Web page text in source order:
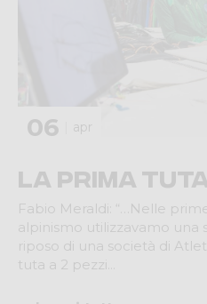
06 apr
La prima tuta
Fabio Meraldi: “…Nelle
alpinismo utilizzavamo una
riposo di una società di
tuta a 2 pezzi...